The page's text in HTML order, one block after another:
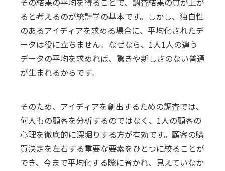
その結果の平均を得ることで、調査結果の質が上が
ると考えるのが統計学の基本です。しかし、独自性
のあるアイディアを求める場合に、平均化されたデ
ータは役に立ちません。なぜなら、1人1人の違う
データの平均を求めれば、驚きや新しさのない普通
が生まれるからです。
そのため、アイディアを創出するための調査では、
何人もの顧客を分析するのではなく、1人の顧客の
心理を徹底的に深堀りする方が有効です。顧客の購
買決定を左右する重要な要素をひとつに絞ることが
でき、今まで平均化する際に省かれ、見えていなか